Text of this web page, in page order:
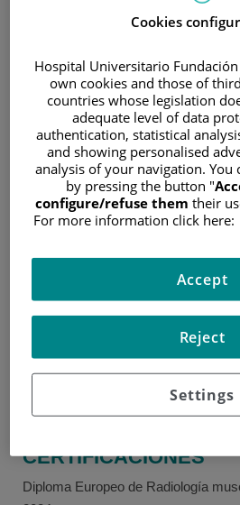
Maria Begoña
Gutierrez San
Jose
Radiodiagnóstico
INVESTIGACIÓN Y
Investigación:
Ensayos clínicos fase 1, 2, 3.
innovación educativa en UCM/UAM
CERTIFICACIONES
Diploma Europeo de Radiología
Cookies
Hospital Universitario Fundación
own cookies and those of
countries whose legislation
adequate level of data
authentication, statistical
and showing personalised
analysis of your navigation. You
by pressing the button "
configure/refuse them their
For more information click here:
Settings
Reject
Accept